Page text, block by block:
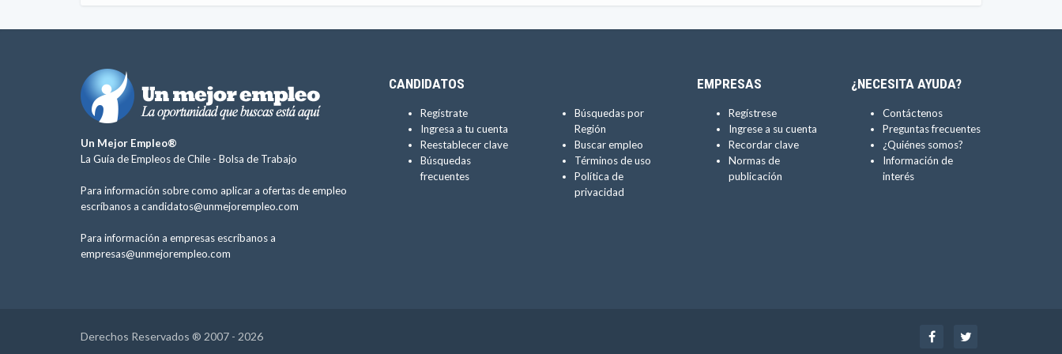
Un Mejor Empleo®
La Guía de Empleos de Chile - Bolsa de Trabajo
Para información sobre como aplicar a ofertas de empleo
escríbanos a candidatos@unmejorempleo.com
Para información a empresas escríbanos a
empresas@unmejorempleo.com
CANDIDATOS
Regístrate
Ingresa a tu cuenta
Reestablecer clave
Búsquedas
frecuentes
Búsquedas por
Región
Buscar empleo
Términos de uso
Política de
privacidad
EMPRESAS
Regístrese
Ingrese a su cuenta
Recordar clave
Normas de
publicación
¿NECESITA AYUDA?
Contáctenos
Preguntas frecuentes
¿Quiénes somos?
Información de
interés
Derechos Reservados ® 2007 - 2026 FacebookTwitter